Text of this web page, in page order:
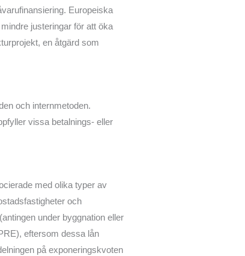
Europeiska
justeringar för att öka
en åtgärd som
och internmetoden.
vissa betalnings- eller
med olika typer av
och
under byggnation eller
eftersom dessa lån
på exponeringskvoten